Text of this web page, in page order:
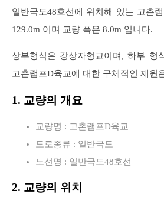
일반국도48호선에 위치해 있는 고촌
129.0m 이며 교량 폭은 8.0m 입니다.
상부형식은 강상자형교이며, 하부 형
고촌램프D육교에 대한 구체적인 제원
1. 교량의 개요
교량명 : 고촌램프D육교
도로종류 : 일반국도
노선명 : 일반국도48호선
2. 교량의 위치